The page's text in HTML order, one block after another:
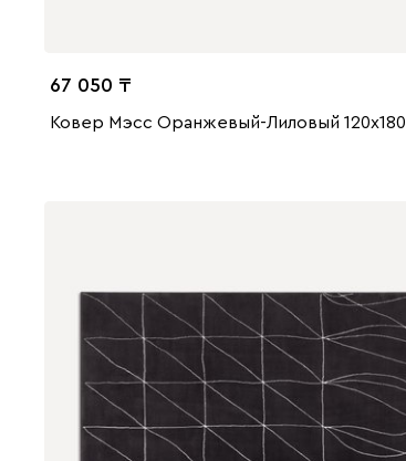
67 050
Ковер Мэсс Оранжевый-Лиловый 120x180